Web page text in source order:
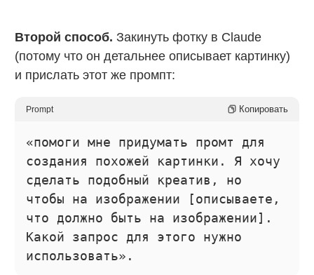
Второй способ. Закинуть фотку в Claude
(потому что он детальнее описывает картинку)
и прислать этот же промпт:
Prompt Копировать
«помоги мне придумать промт для
создания похожей картинки. Я хочу
сделать подобный креатив, но
чтобы на изображении [описываете,
что должно быть на изображении].
Какой запрос для этого нужно
использовать».